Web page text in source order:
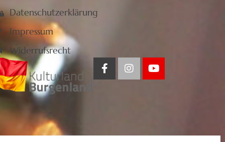
Datenschutzerklärung
Impressum
Widerrufsrecht